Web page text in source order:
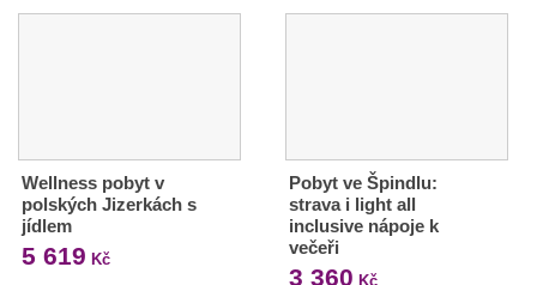
Wellness pobyt v
polských Jizerkách s
jídlem
5 619 Kč
Pobyt ve Špindlu:
strava i light all
inclusive nápoje k
večeři
3 360 Kč